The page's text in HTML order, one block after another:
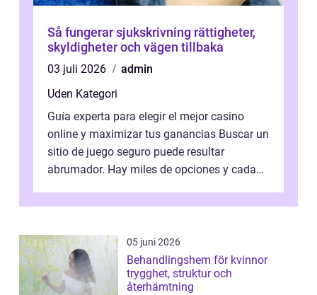
Så fungerar sjukskrivning rättigheter,
skyldigheter och vägen tillbaka
03 juli 2026
admin
Uden Kategori
Guía experta para elegir el mejor casino
online y maximizar tus ganancias Buscar un
sitio de juego seguro puede resultar
abrumador. Hay miles de opciones y cada
05 juni 2026
Behandlingshem för kvinnor
trygghet, struktur och
återhämtning